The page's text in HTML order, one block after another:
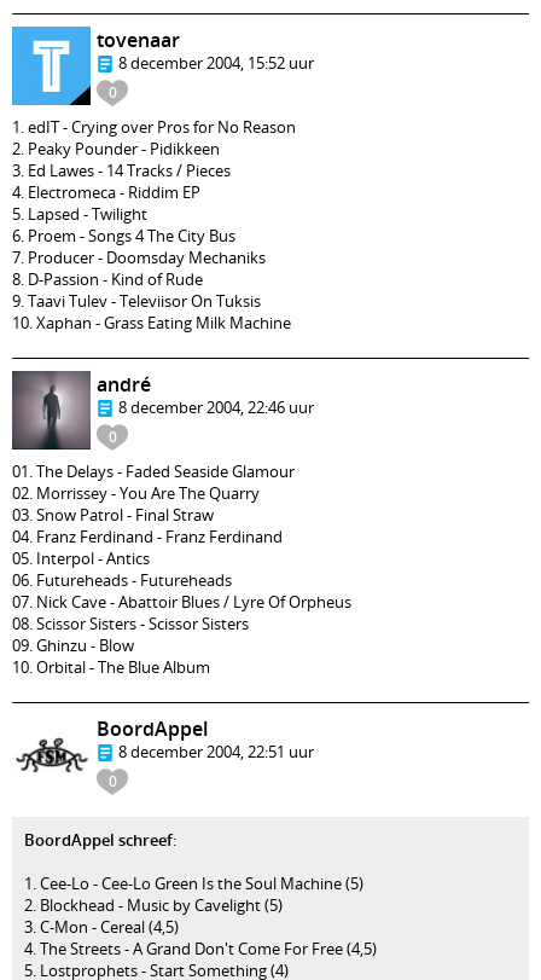
0
tovenaar
8 december 2004, 15:52 uur
1. edIT - Crying over Pros for No Reason
2. Peaky Pounder - Pidikkeen
3. Ed Lawes - 14 Tracks / Pieces
4. Electromeca - Riddim EP
5. Lapsed - Twilight
6. Proem - Songs 4 The City Bus
7. Producer - Doomsday Mechaniks
8. D-Passion - Kind of Rude
9. Taavi Tulev - Televiisor On Tuksis
10. Xaphan - Grass Eating Milk Machine
0
andré
8 december 2004, 22:46 uur
01. The Delays - Faded Seaside Glamour
02. Morrissey - You Are The Quarry
03. Snow Patrol - Final Straw
04. Franz Ferdinand - Franz Ferdinand
05. Interpol - Antics
06. Futureheads - Futureheads
07. Nick Cave - Abattoir Blues / Lyre Of Orpheus
08. Scissor Sisters - Scissor Sisters
09. Ghinzu - Blow
10. Orbital - The Blue Album
0
BoordAppel
8 december 2004, 22:51 uur
BoordAppel schreef:
1. Cee-Lo - Cee-Lo Green Is the Soul Machine (5)
2. Blockhead - Music by Cavelight (5)
3. C-Mon - Cereal (4,5)
4. The Streets - A Grand Don't Come For Free (4,5)
5. Lostprophets - Start Something (4)